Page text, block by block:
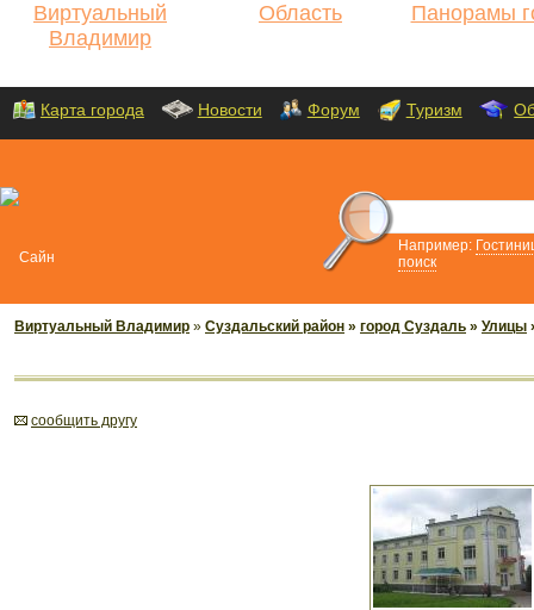
Виртуальный
Владимир
Область Панорамы
Карта города Новости Форум Туризм
Например:
поиск
Виртуальный Владимир » Суздальский район » город Суздаль » Улицы
cообщить другу